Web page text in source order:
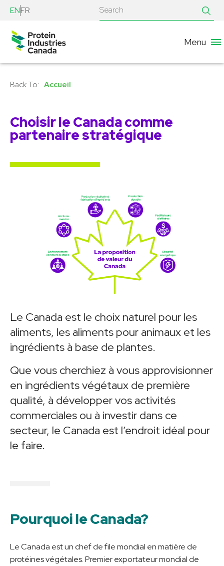
ENFR
Menu
Accueil
Choisir le Canada comme
partenaire stratégique
Le Canada est le choix naturel pour les
aliments, les aliments pour animaux et les
ingrédients à base de plantes.
Que vous cherchiez à vous approvisionner
en ingrédients végétaux de première
qualité, à développer vos activités
commerciales ou à investir dans ce
secteur, le Canada est l’endroit idéal pour
le faire.
Pourquoi le Canada?
Le Canada est un chef de file mondial en matière de
protéines végétales. Premier exportateur mondial de